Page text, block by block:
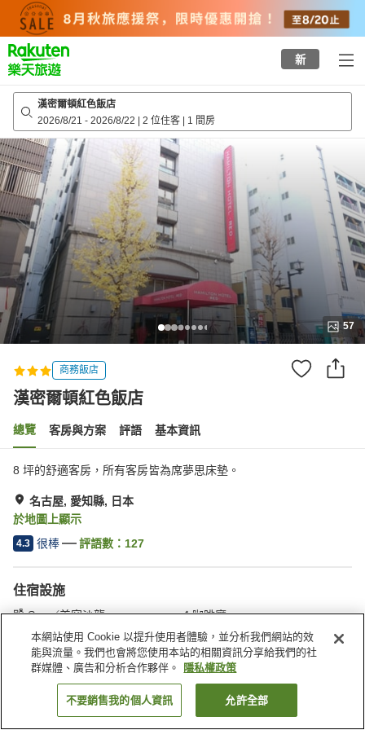
top
page
新
漢密爾頓紅色飯店
2026/8/21 - 2026/8/22 | 2 位住客 | 1 間房
57
商務飯店
漢密爾頓紅色飯店
總覽 客房與方案 評語 基本資訊
8 坪的舒適客房，所有客房皆為席夢思床墊。
名古屋, 愛知縣, 日本
於地圖上顯示
4.3 很棒 評語數： 127
住宿設施
Spa／美容沙龍
咖啡廳
自動販賣機
宅配服務
首頁 日本 愛知縣 名古屋 漢密爾頓紅色飯店
找客房
本網站使用 Cookie 以提升使用者體驗，並分析我們網站的效
能與流量。我們也會將您使用本站的相關資訊分享給我們的社
群媒體、廣告和分析合作夥伴。
隱私權政策
不要銷售我的個人資訊 允許全部